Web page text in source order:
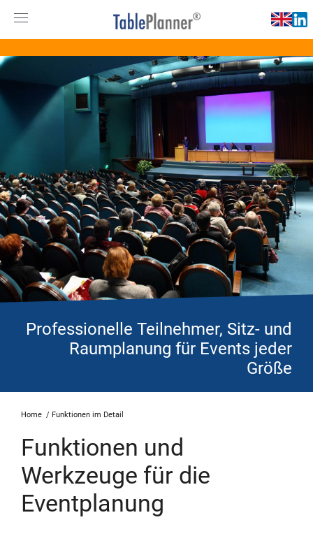
Professionelle Teilnehmer, Sitz- und
Raumplanung für Events jeder
Größe
Home / Funktionen im Detail
Funktionen und
Werkzeuge für die
Eventplanung